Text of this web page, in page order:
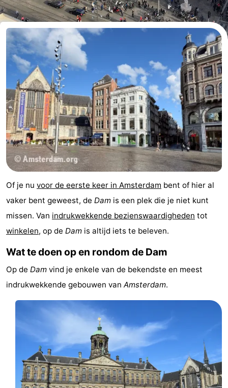
breakfasts)
Hotels
Vakantiehuizen
-
Het
Amsterdamse
Bos
Spaarnwoude
Last
minutes
Musea
Attracties
Zien
doen
Bezienswaardigheden
-
Monumenten
-
Kerken
-
Uitkijkpunten
Attracties
Rondvaarten
Experiences
Dorpen
Of je nu voor de eerste keer in Amsterdam bent of hier al
vaker bent geweest, de Dam is een plek die je niet kunt
missen. Van indrukwekkende bezienswaardigheden tot
winkelen, op de Dam is altijd iets te beleven.
Wat te doen op en rondom de Dam
Op de Dam vind je enkele van de bekendste en meest
indrukwekkende gebouwen van Amsterdam.